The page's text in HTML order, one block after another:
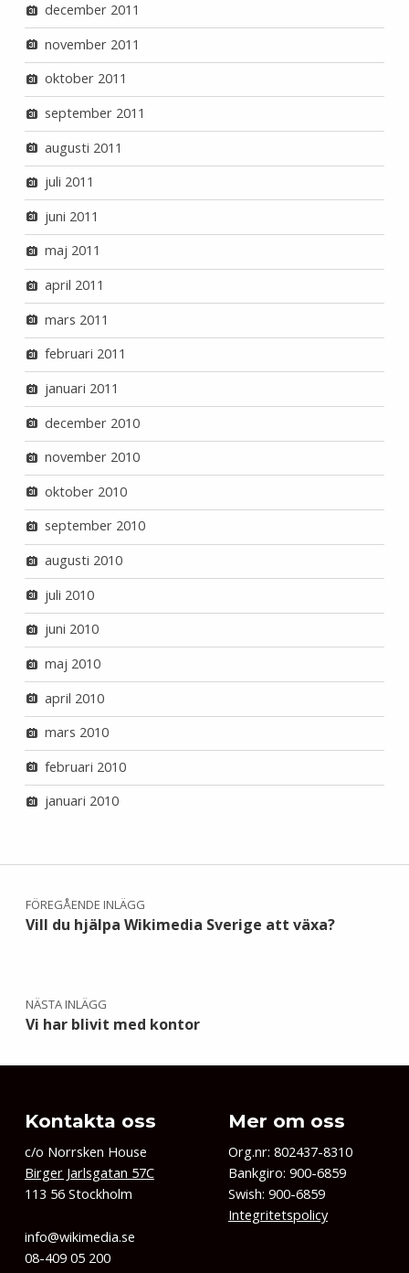
december 2011
november 2011
oktober 2011
september 2011
augusti 2011
juli 2011
juni 2011
maj 2011
april 2011
mars 2011
februari 2011
januari 2011
december 2010
november 2010
oktober 2010
september 2010
augusti 2010
juli 2010
juni 2010
maj 2010
april 2010
mars 2010
februari 2010
januari 2010
Inläggsnavigering
FÖREGÅENDE INLÄGG
Vill du hjälpa Wikimedia Sverige att växa?
NÄSTA INLÄGG
Vi har blivit med kontor
Kontakta oss
c/o Norrsken House
Birger Jarlsgatan 57C
113 56 Stockholm
info@wikimedia.se
08-409 05 200
Mer om oss
Org.nr: 802437-8310
Bankgiro: 900-6859
Swish: 900-6859
Integritetspolicy